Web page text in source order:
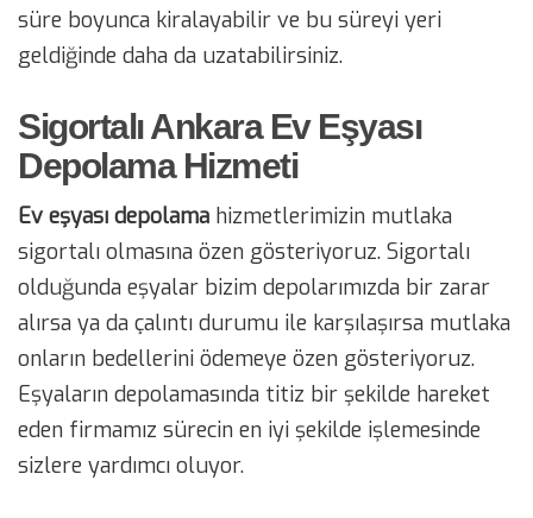
süre boyunca kiralayabilir ve bu süreyi yeri
geldiğinde daha da uzatabilirsiniz.
Sigortalı Ankara Ev Eşyası
Depolama Hizmeti
Ev eşyası depolama hizmetlerimizin mutlaka
sigortalı olmasına özen gösteriyoruz. Sigortalı
olduğunda eşyalar bizim depolarımızda bir zarar
alırsa ya da çalıntı durumu ile karşılaşırsa mutlaka
onların bedellerini ödemeye özen gösteriyoruz.
Eşyaların depolamasında titiz bir şekilde hareket
eden firmamız sürecin en iyi şekilde işlemesinde
sizlere yardımcı oluyor.